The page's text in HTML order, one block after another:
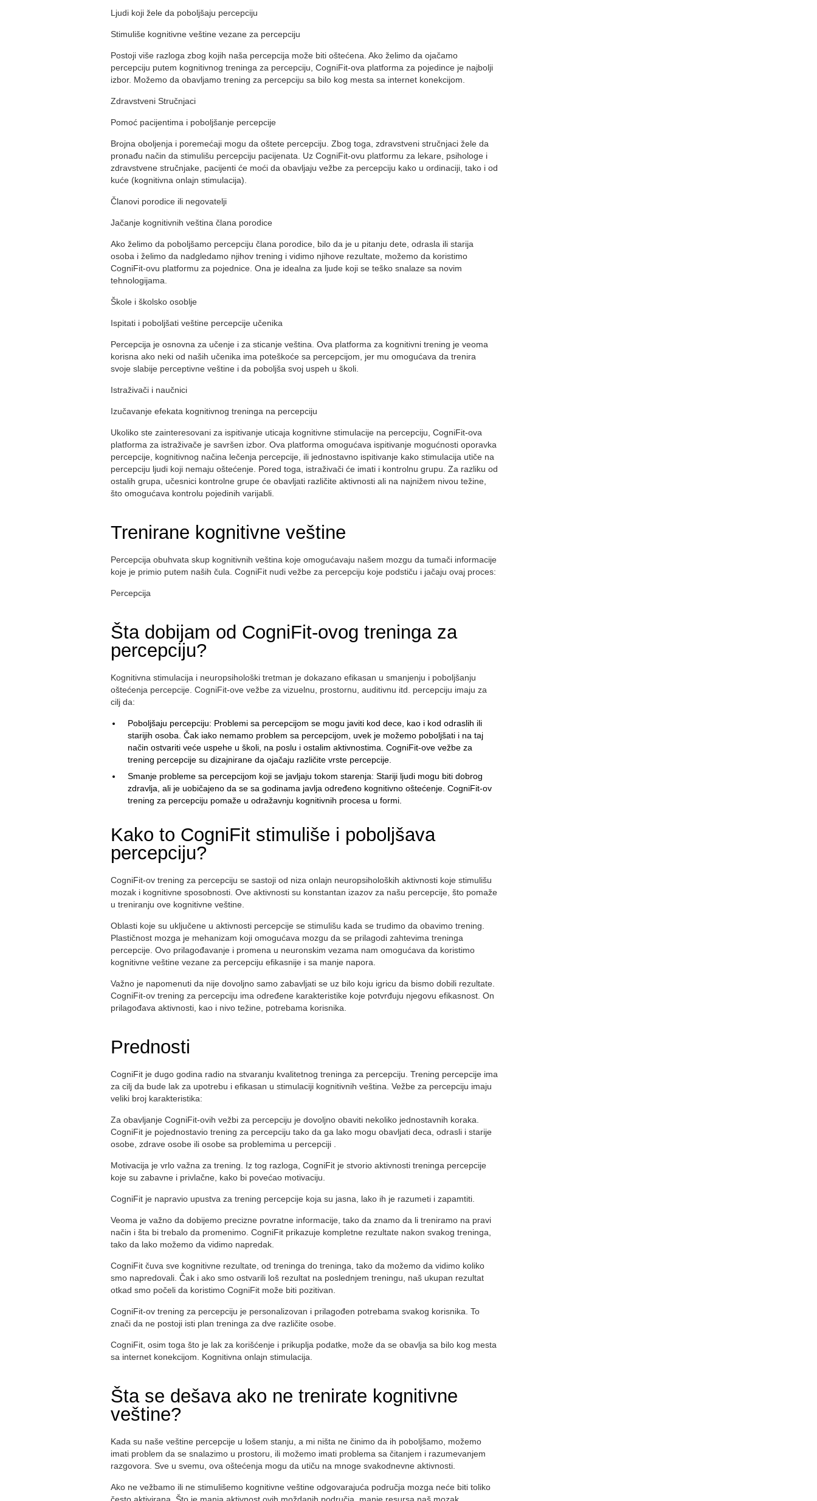
Ljudi koji žele da poboljšaju percepciju
Stimuliše kognitivne veštine vezane za percepciju
Postoji više razloga zbog kojih naša percepcija može biti oštećena. Ako želimo da ojačamo
percepciju putem kognitivnog treninga za percepciju, CogniFit-ova platforma za pojedince je najbolji
izbor. Možemo da obavljamo trening za percepciju sa bilo kog mesta sa internet konekcijom.
Zdravstveni Stručnjaci
Pomoć pacijentima i poboljšanje percepcije
Brojna oboljenja i poremećaji mogu da oštete percepciju. Zbog toga, zdravstveni stručnjaci žele da
pronađu način da stimulišu percepciju pacijenata. Uz CogniFit-ovu platformu za lekare, psihologe i
zdravstvene stručnjake, pacijenti će moći da obavljaju vežbe za percepciju kako u ordinaciji, tako i od
kuće (kognitivna onlajn stimulacija).
Članovi porodice ili negovatelji
Jačanje kognitivnih veština člana porodice
Ako želimo da poboljšamo percepciju člana porodice, bilo da je u pitanju dete, odrasla ili starija
osoba i želimo da nadgledamo njihov trening i vidimo njihove rezultate, možemo da koristimo
CogniFit-ovu platformu za pojednice. Ona je idealna za ljude koji se teško snalaze sa novim
tehnologijama.
Škole i školsko osoblje
Ispitati i poboljšati veštine percepcije učenika
Percepcija je osnovna za učenje i za sticanje veština. Ova platforma za kognitivni trening je veoma
korisna ako neki od naših učenika ima poteškoće sa percepcijom, jer mu omogućava da trenira
svoje slabije perceptivne veštine i da poboljša svoj uspeh u školi.
Istraživači i naučnici
Izučavanje efekata kognitivnog treninga na percepciju
Ukoliko ste zainteresovani za ispitivanje uticaja kognitivne stimulacije na percepciju, CogniFit-ova
platforma za istraživače je savršen izbor. Ova platforma omogućava ispitivanje mogućnosti oporavka
percepcije, kognitivnog načina lečenja percepcije, ili jednostavno ispitivanje kako stimulacija utiče na
percepciju ljudi koji nemaju oštećenje. Pored toga, istraživači će imati i kontrolnu grupu. Za razliku od
ostalih grupa, učesnici kontrolne grupe će obavljati različite aktivnosti ali na najnižem nivou težine,
što omogućava kontrolu pojedinih varijabli.
Trenirane kognitivne veštine
Percepcija obuhvata skup kognitivnih veština koje omogućavaju našem mozgu da tumači informacije
koje je primio putem naših čula. CogniFit nudi vežbe za percepciju koje podstiču i jačaju ovaj proces:
Percepcija
Šta dobijam od CogniFit-ovog treninga za
percepciju?
Kognitivna stimulacija i neuropsihološki tretman je dokazano efikasan u smanjenju i poboljšanju
oštećenja percepcije. CogniFit-ove vežbe za vizuelnu, prostornu, auditivnu itd. percepciju imaju za
cilj da:
Poboljšaju percepciju: Problemi sa percepcijom se mogu javiti kod dece, kao i kod odraslih ili
starijih osoba. Čak iako nemamo problem sa percepcijom, uvek je možemo poboljšati i na taj
način ostvariti veće uspehe u školi, na poslu i ostalim aktivnostima. CogniFit-ove vežbe za
trening percepcije su dizajnirane da ojačaju različite vrste percepcije.
Smanje probleme sa percepcijom koji se javljaju tokom starenja: Stariji ljudi mogu biti dobrog
zdravlja, ali je uobičajeno da se sa godinama javlja određeno kognitivno oštećenje. CogniFit-ov
trening za percepciju pomaže u odražavnju kognitivnih procesa u formi.
Kako to CogniFit stimuliše i poboljšava
percepciju?
CogniFit-ov trening za percepciju se sastoji od niza onlajn neuropsiholoških aktivnosti koje stimulišu
mozak i kognitivne sposobnosti. Ove aktivnosti su konstantan izazov za našu percepcije, što pomaže
u treniranju ove kognitivne veštine.
Oblasti koje su uključene u aktivnosti percepcije se stimulišu kada se trudimo da obavimo trening.
Plastičnost mozga je mehanizam koji omogućava mozgu da se prilagodi zahtevima treninga
percepcije. Ovo prilagođavanje i promena u neuronskim vezama nam omogućava da koristimo
kognitivne veštine vezane za percepciju efikasnije i sa manje napora.
Važno je napomenuti da nije dovoljno samo zabavljati se uz bilo koju igricu da bismo dobili rezultate.
CogniFit-ov trening za percepciju ima određene karakteristike koje potvrđuju njegovu efikasnost. On
prilagođava aktivnosti, kao i nivo težine, potrebama korisnika.
Prednosti
CogniFit je dugo godina radio na stvaranju kvalitetnog treninga za percepciju. Trening percepcije ima
za cilj da bude lak za upotrebu i efikasan u stimulaciji kognitivnih veština. Vežbe za percepciju imaju
veliki broj karakteristika:
Za obavljanje CogniFit-ovih vežbi za percepciju je dovoljno obaviti nekoliko jednostavnih koraka.
CogniFit je pojednostavio trening za percepciju tako da ga lako mogu obavljati deca, odrasli i starije
osobe, zdrave osobe ili osobe sa problemima u percepciji .
Motivacija je vrlo važna za trening. Iz tog razloga, CogniFit je stvorio aktivnosti treninga percepcije
koje su zabavne i privlačne, kako bi povećao motivaciju.
CogniFit je napravio upustva za trening percepcije koja su jasna, lako ih je razumeti i zapamtiti.
Veoma je važno da dobijemo precizne povratne informacije, tako da znamo da li treniramo na pravi
način i šta bi trebalo da promenimo. CogniFit prikazuje kompletne rezultate nakon svakog treninga,
tako da lako možemo da vidimo napredak.
CogniFit čuva sve kognitivne rezultate, od treninga do treninga, tako da možemo da vidimo koliko
smo napredovali. Čak i ako smo ostvarili loš rezultat na poslednjem treningu, naš ukupan rezultat
otkad smo počeli da koristimo CogniFit može biti pozitivan.
CogniFit-ov trening za percepciju je personalizovan i prilagođen potrebama svakog korisnika. To
znači da ne postoji isti plan treninga za dve različite osobe.
CogniFit, osim toga što je lak za korišćenje i prikuplja podatke, može da se obavlja sa bilo kog mesta
sa internet konekcijom. Kognitivna onlajn stimulacija.
Šta se dešava ako ne trenirate kognitivne
veštine?
Kada su naše veštine percepcije u lošem stanju, a mi ništa ne činimo da ih poboljšamo, možemo
imati problem da se snalazimo u prostoru, ili možemo imati problema sa čitanjem i razumevanjem
razgovora. Sve u svemu, ova oštećenja mogu da utiču na mnoge svakodnevne aktivnosti.
Ako ne vežbamo ili ne stimulišemo kognitivne veštine odgovarajuća područja mozga neće biti toliko